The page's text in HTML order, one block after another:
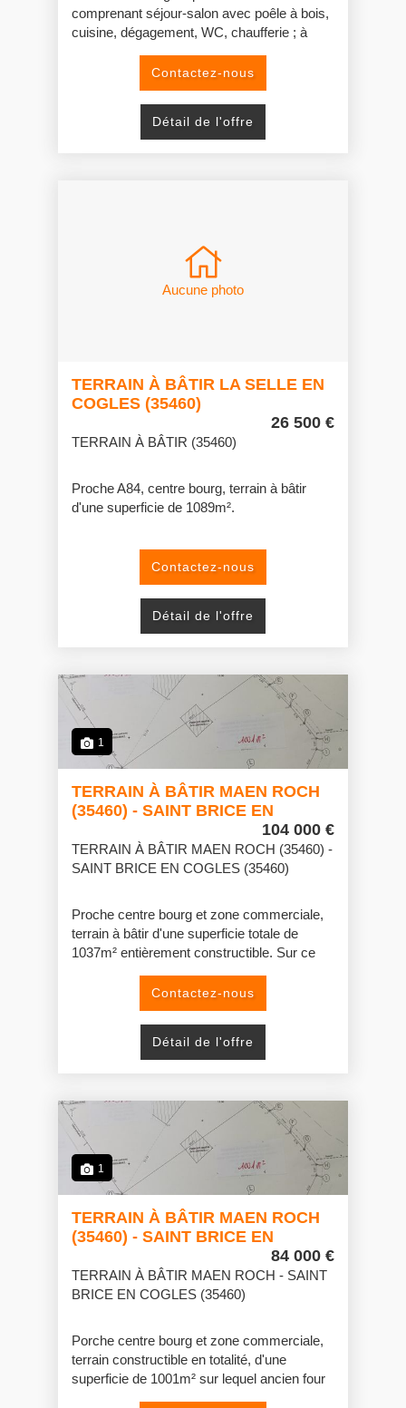
comprenant séjour-salon avec poêle à bois,
cuisine, dégagement, WC, chaufferie ; à
Grenier aménageable au-dessus.
Garage avec grenier. A suivre, une pièce
avec une pièce au-dessus.
Terrain sur l'arrière.
Contactez-nous
Détail de l'offre
Aucune photo
TERRAIN À BÂTIR LA SELLE EN
COGLES (35460)
26 500 €
TERRAIN À BÂTIR (35460)
Proche A84, centre bourg, terrain à bâtir
d'une superficie de 1089m².
Contactez-nous
Détail de l'offre
1
TERRAIN À BÂTIR MAEN ROCH
(35460) - SAINT BRICE EN
104 000 €
TERRAIN À BÂTIR MAEN ROCH (35460) -
SAINT BRICE EN COGLES (35460)
Proche centre bourg et zone commerciale,
terrain à bâtir d'une superficie totale de
1037m² entièrement constructible. Sur ce
ardoise à rénover avec extension possible
ou à démolir.
Il est possible d'acquérir le terrain voisin
entièrement constructible également d'une
Contactez-nous
Détail de l'offre
1
TERRAIN À BÂTIR MAEN ROCH
(35460) - SAINT BRICE EN
84 000 €
TERRAIN À BÂTIR MAEN ROCH - SAINT
BRICE EN COGLES (35460)
Porche centre bourg et zone commerciale,
terrain constructible en totalité, d'une
superficie de 1001m² sur lequel ancien four
en mauvais état.